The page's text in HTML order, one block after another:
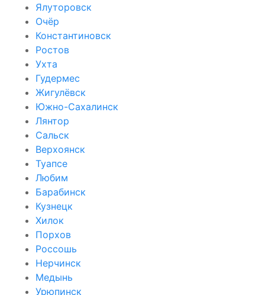
Ялуторовск
Очёр
Константиновск
Ростов
Ухта
Гудермес
Жигулёвск
Южно-Сахалинск
Лянтор
Сальск
Верхоянск
Туапсе
Любим
Барабинск
Кузнецк
Хилок
Порхов
Россошь
Нерчинск
Медынь
Урюпинск